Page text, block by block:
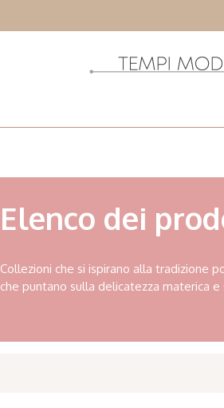
Elenco dei
Collezioni che si ispirano alla tradizione
che puntano sulla delicatezza materica